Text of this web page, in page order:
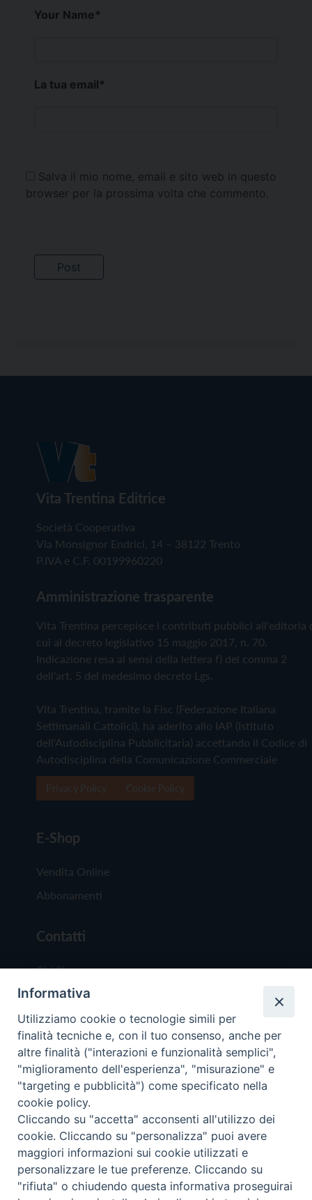
Your Name*
La tua email*
Salva il mio nome, email e sito web in questo
browser per la prossima volta che commento.
Vita Trentina Editrice
Società Cooperativa
Via Monsignor Endrici, 14 – 38122 Trento
P.IVA e C.F. 00199960220
Amministrazione trasparente
Vita Trentina percepisce i contributi pubblici all'editoria
cui al decreto legislativo 15 maggio 2017, n. 70.
Indicazione resa ai sensi della lettera f) del comma 2
dell'art. 5 del medesimo decreto Lgs.
Vita Trentina, tramite la Fisc (Federazione Italiana
Settimanali Cattolici), ha aderito allo IAP (Istituto
dell'Autodisciplina Pubblicitaria) accettando il Codice di
Autodisciplina della Comunicazione Commerciale
E-Shop
Vendita Online
Abbonamenti
Contatti
Chi Siamo
Redazione
Scrivici
Copyright © 2019 - Tutti i diritti riservati - Vita
Trentina Editrice
Privacy Policy
Torna
Informativa
Utilizziamo cookie o tecnologie simili per
finalità tecniche e, con il tuo consenso, anche per
altre finalità ("interazioni e funzionalità semplici",
"miglioramento dell'esperienza", "misurazione" e
"targeting e pubblicità") come specificato nella
cookie policy.
Cliccando su "accetta" acconsenti all'utilizzo dei
cookie. Cliccando su "personalizza" puoi avere
maggiori informazioni sui cookie utilizzati e
personalizzare le tue preferenze. Cliccando su
"rifiuta" o chiudendo questa informativa proseguirai